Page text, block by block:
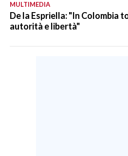
MULTIMEDIA
De la Espriella: "In Colombia
autorità e libertà"